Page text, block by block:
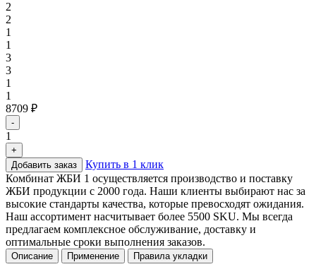
2
2
1
1
3
3
1
1
8709 ₽
-
1
+
Добавить заказ
Купить в 1 клик
Комбинат ЖБИ 1 осуществляется производство и поставку
ЖБИ продукции с 2000 года. Наши клиенты выбирают нас за
высокие стандарты качества, которые превосходят ожидания.
Наш ассортимент насчитывает более 5500 SKU. Мы всегда
предлагаем комплексное обслуживание, доставку и
оптимальные сроки выполнения заказов.
Описание Применение Правила укладки